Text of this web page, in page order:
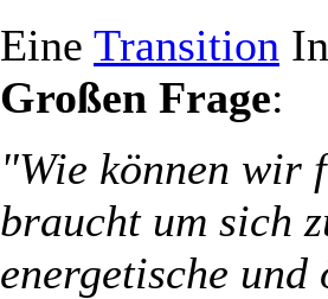
Eine Transition
Großen Frage:
"Wie können wir
braucht um sich
energetische